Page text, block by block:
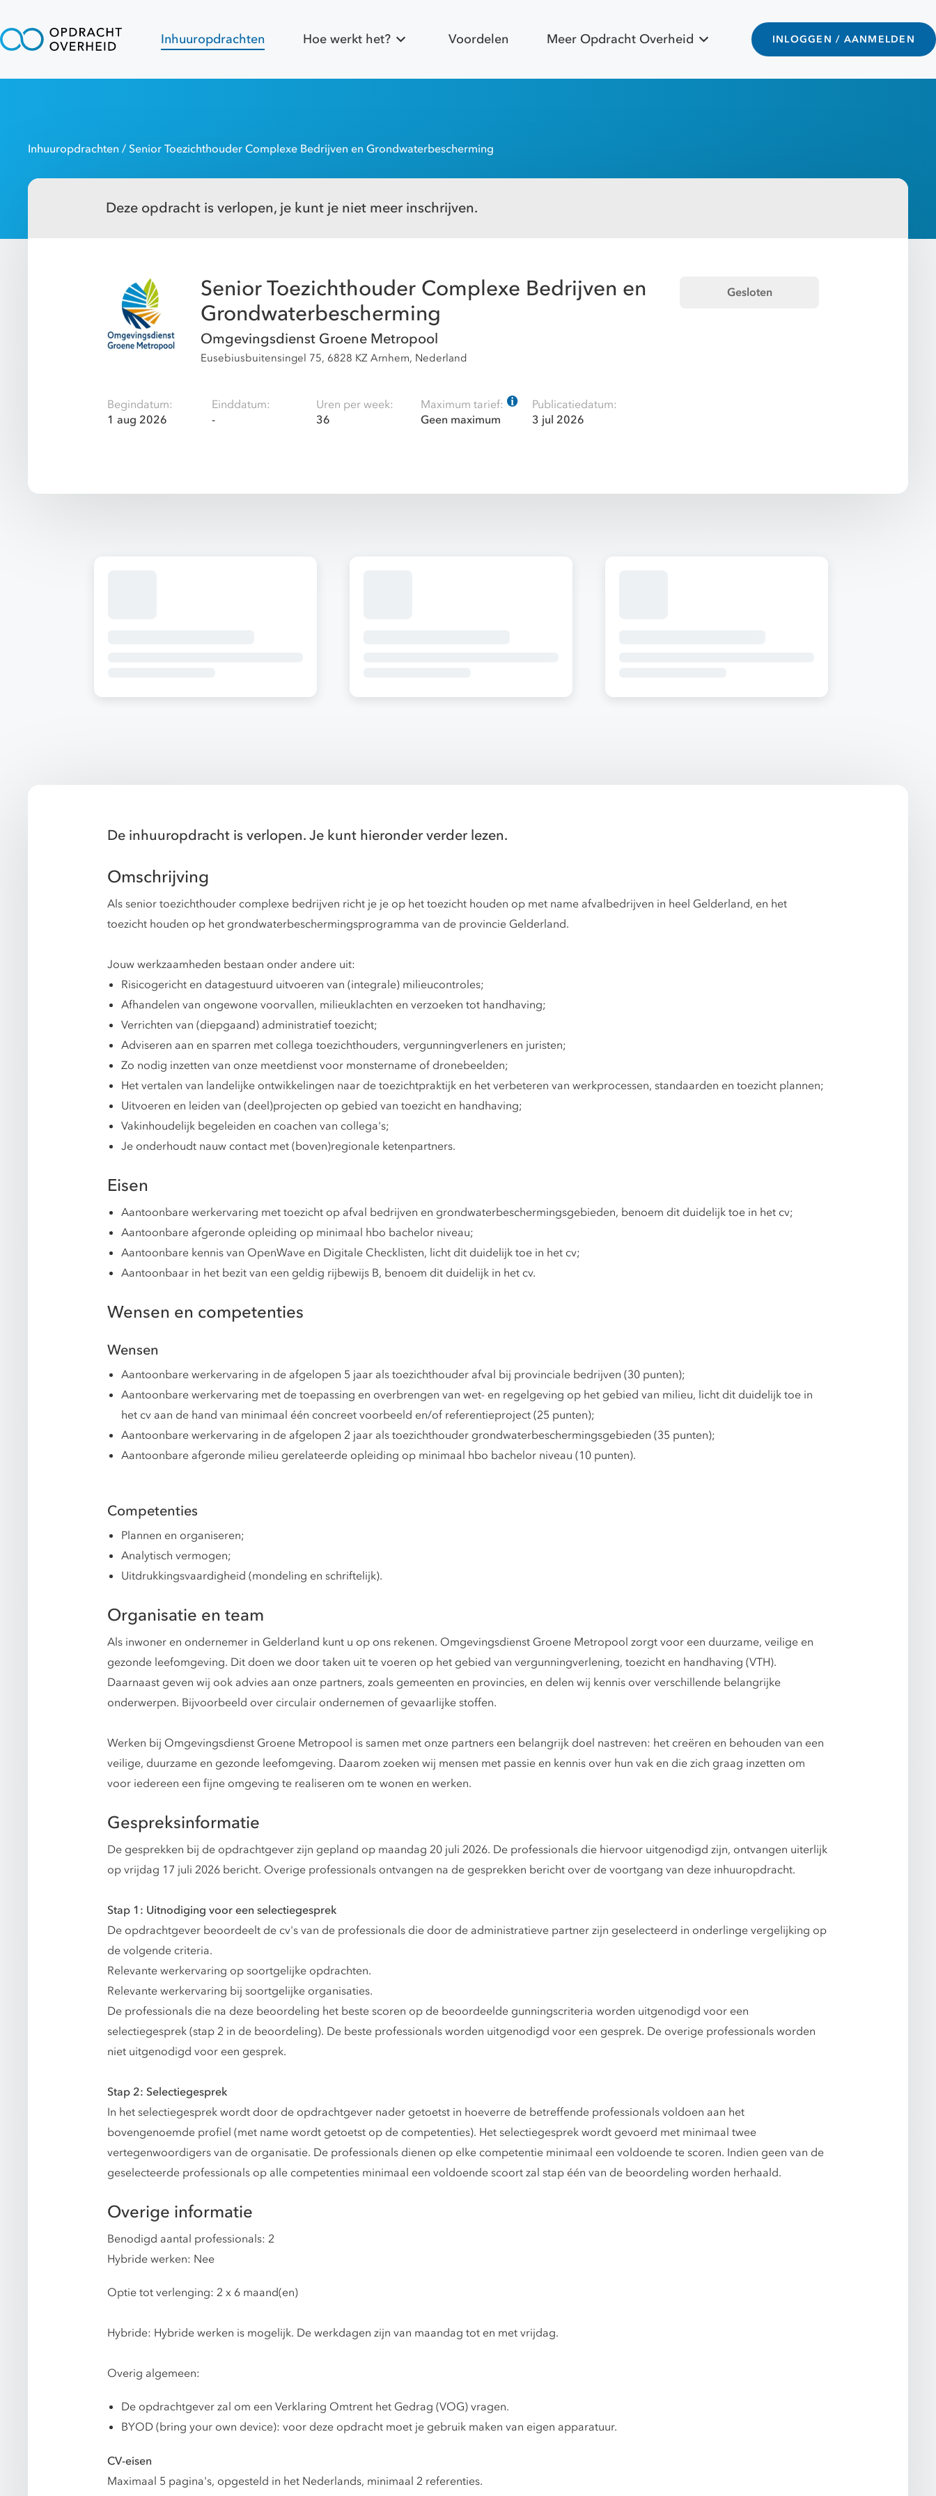
Inhuuropdrachten Hoe werkt het? Voordelen Meer Opdracht Overheid INLOGGEN / AANMELDEN
Inhuuropdrachten / Senior Toezichthouder Complexe Bedrijven en Grondwaterbescherming
Deze opdracht is verlopen, je kunt je niet meer inschrijven.
Senior Toezichthouder Complexe Bedrijven en
Grondwaterbescherming
Omgevingsdienst Groene Metropool
Eusebiusbuitensingel 75, 6828 KZ Arnhem, Nederland
Gesloten
Begindatum:
1 aug 2026
Einddatum:
-
Uren per week:
36
Maximum tarief:
Geen maximum
Publicatiedatum:
3 jul 2026
De inhuuropdracht is verlopen. Je kunt hieronder verder lezen.
Omschrijving
Als senior toezichthouder complexe bedrijven richt je je op het toezicht houden op met name afvalbedrijven in heel Gelderland, en het
toezicht houden op het grondwaterbeschermingsprogramma van de provincie Gelderland.
Jouw werkzaamheden bestaan onder andere uit:
Risicogericht en datagestuurd uitvoeren van (integrale) milieucontroles;
Afhandelen van ongewone voorvallen, milieuklachten en verzoeken tot handhaving;
Verrichten van (diepgaand) administratief toezicht;
Adviseren aan en sparren met collega toezichthouders, vergunningverleners en juristen;
Zo nodig inzetten van onze meetdienst voor monstername of dronebeelden;
Het vertalen van landelijke ontwikkelingen naar de toezichtpraktijk en het verbeteren van werkprocessen, standaarden en toezicht plannen;
Uitvoeren en leiden van (deel)projecten op gebied van toezicht en handhaving;
Vakinhoudelijk begeleiden en coachen van collega's;
Je onderhoudt nauw contact met (boven)regionale ketenpartners.
Eisen
Aantoonbare werkervaring met toezicht op afval bedrijven en grondwaterbeschermingsgebieden, benoem dit duidelijk toe in het cv;
Aantoonbare afgeronde opleiding op minimaal hbo bachelor niveau;
Aantoonbare kennis van OpenWave en Digitale Checklisten, licht dit duidelijk toe in het cv;
Aantoonbaar in het bezit van een geldig rijbewijs B, benoem dit duidelijk in het cv.
Wensen en competenties
Wensen
Aantoonbare werkervaring in de afgelopen 5 jaar als toezichthouder afval bij provinciale bedrijven (30 punten);
Aantoonbare werkervaring met de toepassing en overbrengen van wet- en regelgeving op het gebied van milieu, licht dit duidelijk toe in
het cv aan de hand van minimaal één concreet voorbeeld en/of referentieproject (25 punten);
Aantoonbare werkervaring in de afgelopen 2 jaar als toezichthouder grondwaterbeschermingsgebieden (35 punten);
Aantoonbare afgeronde milieu gerelateerde opleiding op minimaal hbo bachelor niveau (10 punten).
Competenties
Plannen en organiseren;
Analytisch vermogen;
Uitdrukkingsvaardigheid (mondeling en schriftelijk).
Organisatie en team
Als inwoner en ondernemer in Gelderland kunt u op ons rekenen. Omgevingsdienst Groene Metropool zorgt voor een duurzame, veilige en
gezonde leefomgeving. Dit doen we door taken uit te voeren op het gebied van vergunningverlening, toezicht en handhaving (VTH).
Daarnaast geven wij ook advies aan onze partners, zoals gemeenten en provincies, en delen wij kennis over verschillende belangrijke
onderwerpen. Bijvoorbeeld over circulair ondernemen of gevaarlijke stoffen.
Werken bij Omgevingsdienst Groene Metropool is samen met onze partners een belangrijk doel nastreven: het creëren en behouden van een
veilige, duurzame en gezonde leefomgeving. Daarom zoeken wij mensen met passie en kennis over hun vak en die zich graag inzetten om
voor iedereen een fijne omgeving te realiseren om te wonen en werken.
Gespreksinformatie
De gesprekken bij de opdrachtgever zijn gepland op maandag 20 juli 2026. De professionals die hiervoor uitgenodigd zijn, ontvangen uiterlijk
op vrijdag 17 juli 2026 bericht. Overige professionals ontvangen na de gesprekken bericht over de voortgang van deze inhuuropdracht.
Stap 1: Uitnodiging voor een selectiegesprek
De opdrachtgever beoordeelt de cv's van de professionals die door de administratieve partner zijn geselecteerd in onderlinge vergelijking op
de volgende criteria.
Relevante werkervaring op soortgelijke opdrachten.
Relevante werkervaring bij soortgelijke organisaties.
De professionals die na deze beoordeling het beste scoren op de beoordeelde gunningscriteria worden uitgenodigd voor een
selectiegesprek (stap 2 in de beoordeling). De beste professionals worden uitgenodigd voor een gesprek. De overige professionals worden
niet uitgenodigd voor een gesprek.
Stap 2: Selectiegesprek
In het selectiegesprek wordt door de opdrachtgever nader getoetst in hoeverre de betreffende professionals voldoen aan het
bovengenoemde profiel (met name wordt getoetst op de competenties). Het selectiegesprek wordt gevoerd met minimaal twee
vertegenwoordigers van de organisatie. De professionals dienen op elke competentie minimaal een voldoende te scoren. Indien geen van de
geselecteerde professionals op alle competenties minimaal een voldoende scoort zal stap één van de beoordeling worden herhaald.
Overige informatie
Benodigd aantal professionals: 2
Hybride werken: Nee
Optie tot verlenging: 2 x 6 maand(en)
Hybride: Hybride werken is mogelijk. De werkdagen zijn van maandag tot en met vrijdag.
Overig algemeen:
De opdrachtgever zal om een Verklaring Omtrent het Gedrag (VOG) vragen.
BYOD (bring your own device): voor deze opdracht moet je gebruik maken van eigen apparatuur.
CV-eisen
Maximaal 5 pagina's, opgesteld in het Nederlands, minimaal 2 referenties.